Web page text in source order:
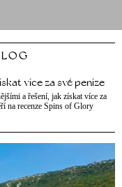
více za své peníze
a řešení, jak získat více za
na recenze Spins of Glory